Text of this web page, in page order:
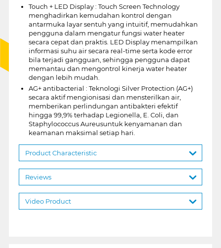
Touch + LED Display : Touch Screen Technology
menghadirkan kemudahan kontrol dengan
antarmuka layar sentuh yang intuitif, memudahkan
pengguna dalam mengatur fungsi water heater
secara cepat dan praktis. LED Display menampilkan
informasi suhu air secara real-time serta kode error
bila terjadi gangguan, sehingga pengguna dapat
memantau dan mengontrol kinerja water heater
dengan lebih mudah.
AG+ antibacterial : Teknologi Silver Protection (AG+)
secara aktif mengionisasi dan mensterilkan air,
memberikan perlindungan antibakteri efektif
hingga 99,9% terhadap Legionella, E. Coli, dan
Staphylococcus Aureusuntuk kenyamanan dan
keamanan maksimal setiap hari.
Product Characteristic
Reviews
Video Product